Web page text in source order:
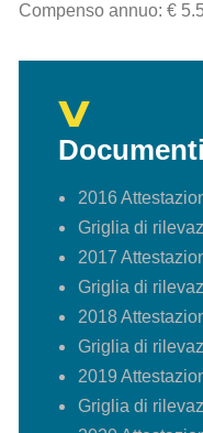
Compenso annuo: €
Documenti
2016
Griglia di
2017
Griglia di
2018
Griglia di
2019
Griglia di